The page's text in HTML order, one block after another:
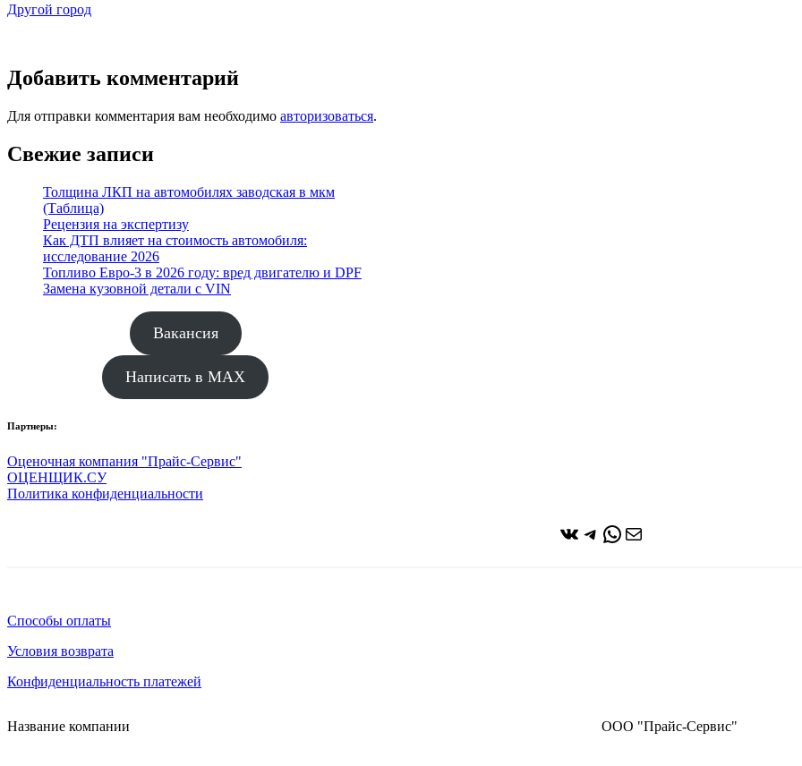
Другой город
Добавить комментарий
Для отправки комментария вам необходимо авторизоваться.
Свежие записи
Толщина ЛКП на автомобилях заводская в мкм
(Таблица)
Рецензия на экспертизу
Как ДТП влияет на стоимость автомобиля:
исследование 2026
Топливо Евро-3 в 2026 году: вред двигателю и DPF
Замена кузовной детали с VIN
Вакансия
Написать в MAX
Партнеры:
Оценочная компания "Прайс-Сервис"
ОЦЕНЩИК.СУ
Политика конфиденциальности
ВКонтакте
Telegram
WhatsApp
Почта
Способы оплаты
Условия возврата
Конфиденциальность платежей
Название компании ООО "Прайс-Сервис"